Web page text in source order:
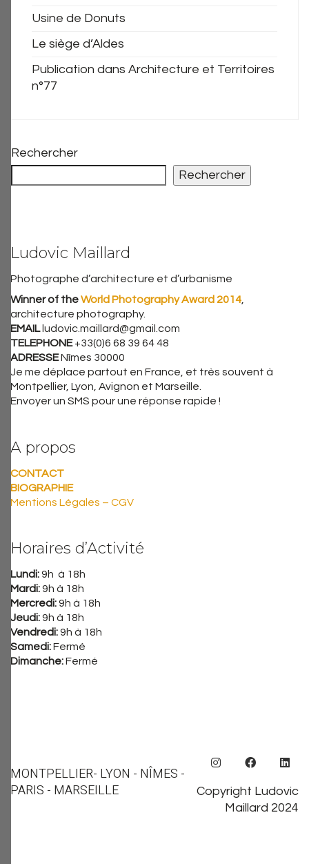
Usine de Donuts
Le siège d’Aldes
Publication dans Architecture et Territoires
n°77
Rechercher
Rechercher
Ludovic Maillard
Photographe d’architecture et d’urbanisme
Winner of theWorld Photography Award 2014,
architecture photography.
EMAIL ludovic.maillard@gmail.com
TELEPHONE+33(0)6 68 39 64 48
ADRESSENîmes 30000
Je me déplace partout en France, et très souvent à
Montpellier, Lyon, Avignon et Marseille.
Envoyer un SMS pour une réponse rapide !
A propos
CONTACT
BIOGRAPHIE
Mentions Légales – CGV
Horaires d’Activité
Lundi:9h à 18h
Mardi:9h à 18h
Mercredi:9h à 18h
Jeudi:9h à 18h
Vendredi:9h à 18h
Samedi:Fermé
Dimanche:Fermé
Copyright Ludovic
Maillard 2024
MONTPELLIER- LYON - NÎMES -
PARIS - MARSEILLE